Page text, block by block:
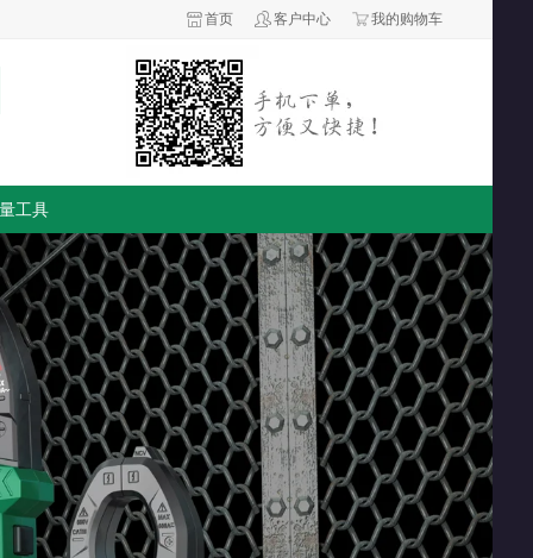
首页 客户中心 我的购物车
工具